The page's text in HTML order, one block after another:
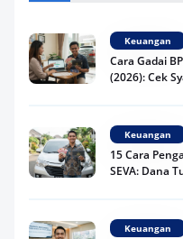
Keuangan
Cara Gadai
(2026): Cek
Keuangan
15 Cara
SEVA: Dana
Keuangan